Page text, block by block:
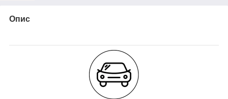
Опис